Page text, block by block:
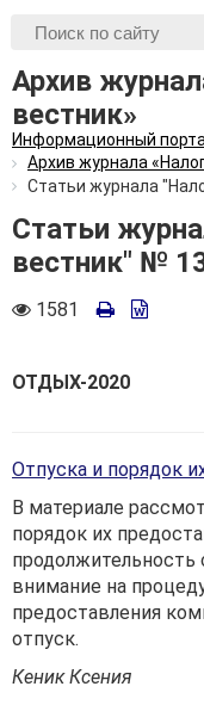
Архив
вестник»
Информационный
Архив журнала
Статьи журнала
Статьи
вестник" №
Количество
1581
ОТДЫХ-2020
Отпуска и порядок
В материале
порядок их
продолжительность
внимание на
предоставления
отпуск.
Кеник Ксения